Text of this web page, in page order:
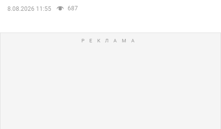
8.08.2026 11:55 687